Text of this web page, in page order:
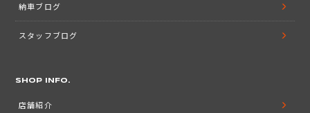
納車ブログ
スタッフブログ
SHOP INFO.
店舗紹介